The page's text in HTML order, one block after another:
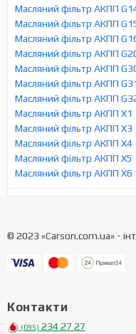
Масляний фільтр АКПП
Масляний фільтр АКПП
Масляний фільтр АКПП
Масляний фільтр АКПП
Масляний фільтр АКПП
Масляний фільтр АКПП
Масляний фільтр АКПП
Масляний фільтр АКПП X1
Масляний фільтр АКПП X3
Масляний фільтр АКПП X4
Масляний фільтр АКПП X5
Масляний фільтр АКПП X6
© 2023 «Carson.com.ua» -
Контакти
(095) 234 27 27